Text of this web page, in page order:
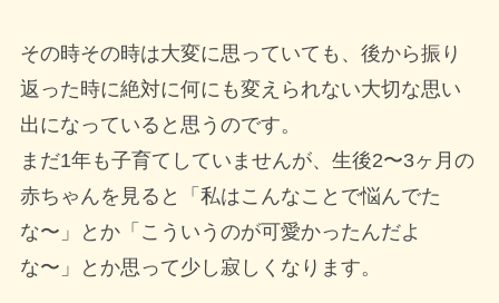
その時その時は大変に思っていても、後から振り
返った時に絶対に何にも変えられない大切な思い
出になっていると思うのです。
まだ1年も子育てしていませんが、生後2〜3ヶ月の
赤ちゃんを見ると「私はこんなことで悩んでた
な〜」とか「こういうのが可愛かったんだよ
な〜」とか思って少し寂しくなります。